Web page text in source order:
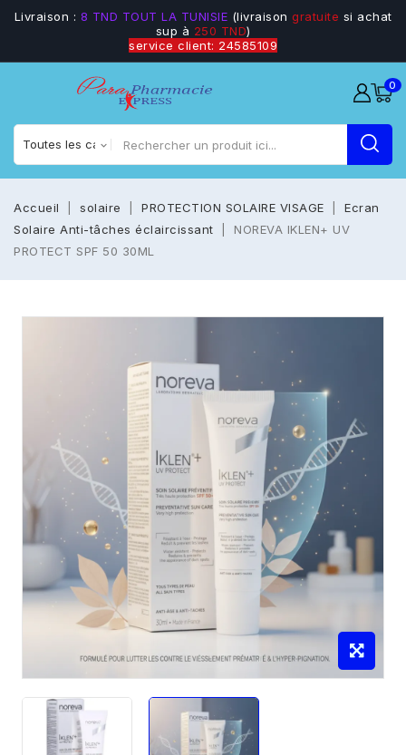
Livraison : 8 TND TOUT LA TUNISIE (livraison gratuite si achat
sup à 250 TND)
service client: 24585109
0
Accueil solaire PROTECTION SOLAIRE VISAGE
Ecran
Solaire Anti-tâches éclaircissant
NOREVA IKLEN+ UV
PROTECT SPF 50 30ML